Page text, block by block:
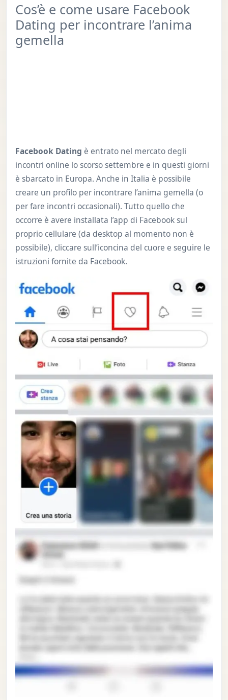
Cos’è e come usare Facebook
Dating per incontrare l’anima
gemella
Facebook Dating è entrato nel mercato degli
incontri online lo scorso settembre e in questi giorni
è sbarcato in Europa. Anche in Italia è possibile
creare un profilo per incontrare l’anima gemella (o
per fare incontri occasionali). Tutto quello che
occorre è avere installata l’app di Facebook sul
proprio cellulare (da desktop al momento non è
possibile), cliccare sull’iconcina del cuore e seguire le
istruzioni fornite da Facebook.